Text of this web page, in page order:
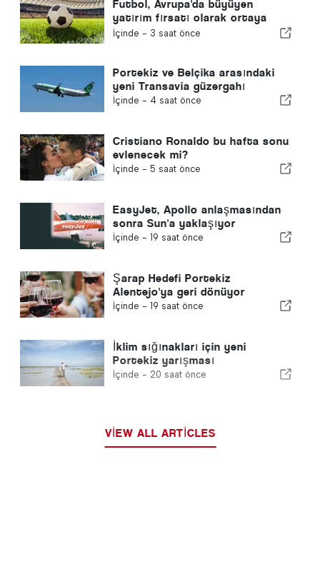
Futbol, Avrupa'da büyüyen
yatırım fırsatı olarak ortaya
çıkıyor
İçinde - 3 saat önce
Portekiz ve Belçika arasındaki
yeni Transavia güzergahı
İçinde - 4 saat önce
Cristiano Ronaldo bu hafta sonu
evlenecek mi?
İçinde - 5 saat önce
EasyJet, Apollo anlaşmasından
sonra Sun'a yaklaşıyor
İçinde - 19 saat önce
Şarap Hedefi Portekiz
Alentejo'ya geri dönüyor
İçinde - 19 saat önce
İklim sığınakları için yeni
Portekiz yarışması
İçinde - 20 saat önce
VIEW ALL ARTICLES